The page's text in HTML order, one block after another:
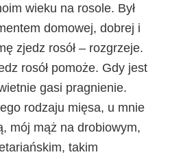
wieku na rosole. Był
domowej, dobrej i
zjedz rosół – rozgrzeje.
rosół pomoże. Gdy jest
gasi pragnienie.
rodzaju mięsa, u mnie
mój mąż na drobiowym,
takim